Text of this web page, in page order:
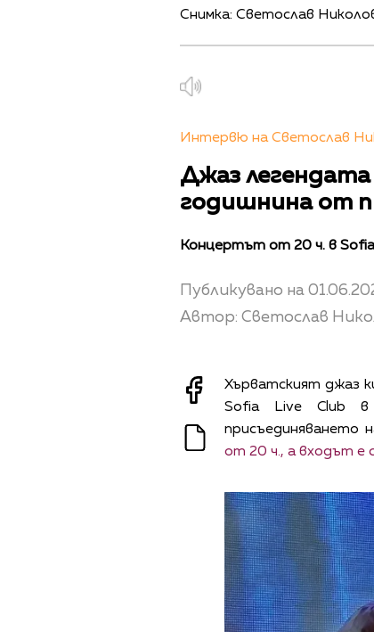
Снимка: Светослав
Интервю на Светослав
Джаз
годишнина от
Концертът от 20 ч. в Sofia
Публикувано на
Автор: Светослав
Хърватският джаз
Sofia Live Club
присъединяването
от 20 ч., а входът е